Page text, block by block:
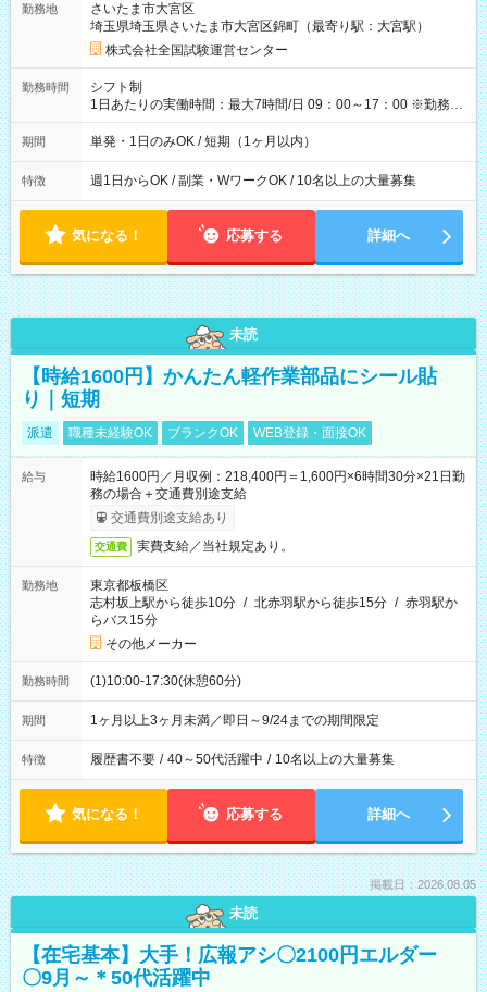
例】 ・河合塾模擬試験 8:30～17:30（休憩1時間） 時給1,300円
×8時間＝日収10,400円＋交通費 ※当日の役割により時給＋100
円の場合あり ・国家試験 7:00～13:30（休憩なし） 時給1,300
円（役割手当＋100円）×6時間＝日収8,400円＋交通費 【試用期
間】試用期間なし
勤務地
さいたま市大宮区
埼玉県埼玉県さいたま市大宮区錦町（最寄り駅：大宮駅）
株式会社全国試験運営センター
勤務時間
シフト制
1日あたりの実働時間：最大7時間/日 09：00～17：00 ※勤務時
間は 試験により異なります。
期間 単発・1日のみOK / 短期（1ヶ月以内）
特徴 週1日からOK / 副業・WワークOK / 10名以上の大量募集
気になる！ 応募する 詳細へ
未読
【時給1600円】かんたん軽作業部品にシール貼
り｜短期
派遣 職種未経験OK ブランクOK WEB登録・面接OK
給与
時給1600円／月収例：218,400円＝1,600円×6時間30分×21日勤
務の場合＋交通費別途支給
交通費別途支給あり
交通費 実費支給／当社規定あり。
勤務地
東京都板橋区
志村坂上駅から徒歩10分 / 北赤羽駅から徒歩15分 / 赤羽駅か
らバス15分
その他メーカー
勤務時間 (1)10:00-17:30(休憩60分)
期間 1ヶ月以上3ヶ月未満／即日～9/24までの期間限定
特徴 履歴書不要 / 40～50代活躍中 / 10名以上の大量募集
気になる！ 応募する 詳細へ
掲載日：2026.08.05
未読
【在宅基本】大手！広報アシ〇2100円エルダー
〇9月～＊50代活躍中